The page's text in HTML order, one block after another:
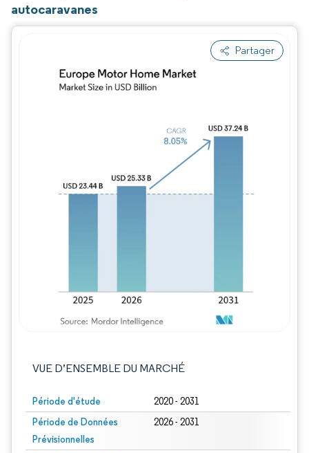
autocaravanes
Partager
VUE D’ENSEMBLE DU MARCHÉ
Période d'étude 2020 - 2031
Période de Données
Prévisionnelles
2026 - 2031